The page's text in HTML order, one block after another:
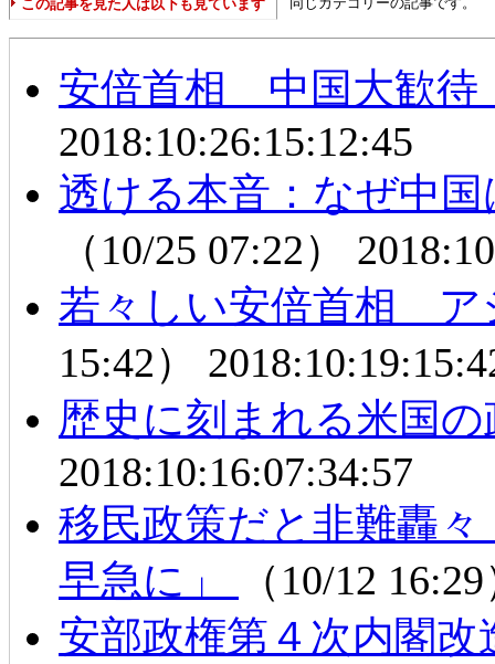
この記事を見た人は以下も見ています
安倍首相 中国大歓
2018:10:26:15:12:45
透ける本音：なぜ中
（10/25 07:22）
若々しい安倍首相 ア
15:42）
歴史に刻まれる米国
2018:10:16:07:34:57
移民政策だと非難轟
早急に」
（10/12
安部政権第４次内閣改